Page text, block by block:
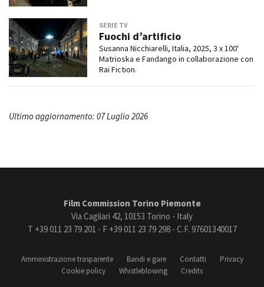
SERIE TV
Fuochi d’artificio
Susanna Nicchiarelli, Italia, 2025, 3 x 100'
Matrioska e Fandango in collaborazione con
Rai Fiction.
Ultimo aggiornamento: 07 Luglio 2026
Film Commission Torino Piemonte
Via Cagliari 42, 10153 Torino - Italy
T +39 011 23 79 201 - F +39 011 23 79 298 - C.F. 97601340017
Amministrazione trasparente Bandi e gare Contatti
Privacy
Cookie policy
Whistleblowing Credits